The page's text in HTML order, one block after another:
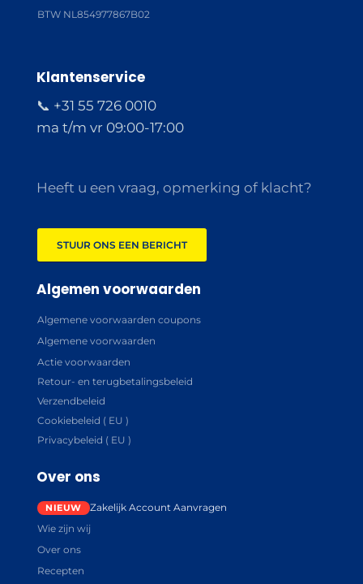
BTW NL854977867B02
Klantenservice
📞 +31 55 726 0010
ma t/m vr 09:00-17:00
Heeft u een vraag, opmerking of klacht?
STUUR ONS EEN BERICHT
Algemen voorwaarden
Algemene voorwaarden coupons
Algemene voorwaarden
Actie voorwaarden
Retour- en terugbetalingsbeleid
Verzendbeleid
Cookiebeleid ( EU )
Privacybeleid ( EU )
Over ons
Zakelijk Account Aanvragen
Wie zijn wij
Over ons
Recepten